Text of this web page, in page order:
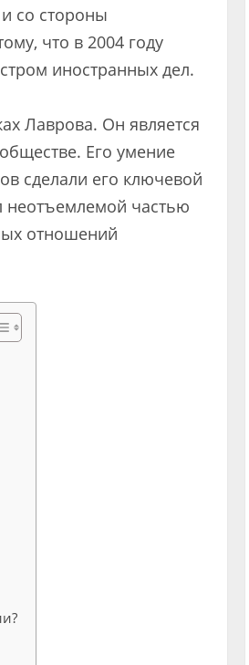
со стороны
что в 2004 году
иностранных дел.
Лаврова. Он является
Его умение
сделали его ключевой
частью
отношений